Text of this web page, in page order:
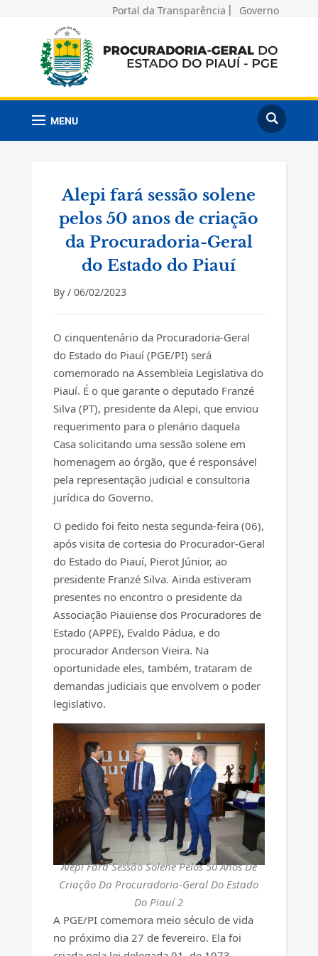
Portal da Transparência Governo
MENU
Alepi fará sessão solene
pelos 50 anos de criação
da Procuradoria-Geral
do Estado do Piauí
By / 06/02/2023
O cinquentenário da Procuradoria-Geral
do Estado do Piauí (PGE/PI) será
comemorado na Assembleia Legislativa do
Piauí. É o que garante o deputado Franzé
Silva (PT), presidente da Alepi, que enviou
requerimento para o plenário daquela
Casa solicitando uma sessão solene em
homenagem ao órgão, que é responsável
pela representação judicial e consultoria
jurídica do Governo.
O pedido foi feito nesta segunda-feira (06),
após visita de cortesia do Procurador-Geral
do Estado do Piauí, Pierot Júnior, ao
presidente Franzé Silva. Ainda estiveram
presentes no encontro o presidente da
Associação Piauiense dos Procuradores de
Estado (APPE), Evaldo Pádua, e do
procurador Anderson Vieira. Na
oportunidade eles, também, trataram de
demandas judiciais que envolvem o poder
legislativo.
Alepi Fará Sessão Solene Pelos 50 Anos De
Criação Da Procuradoria-Geral Do Estado
Do Piauí 2
A PGE/PI comemora meio século de vida
no próximo dia 27 de fevereiro. Ela foi